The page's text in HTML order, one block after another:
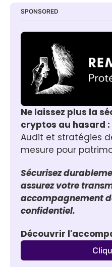
SPONSORED
Ne laissez plus la
cryptos au hasard :
Audit et stratégies
mesure pour
Sécurisez
assurez votre
accompagnement
confidentiel.
Découvrir